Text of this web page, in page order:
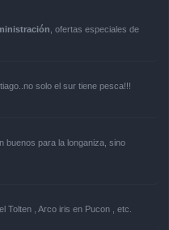
, ofertas especiales de
solo el sur tiene pesca!!!
buenos para la longaniza, sino
Tolten , Arco iris en Pucon , etc.